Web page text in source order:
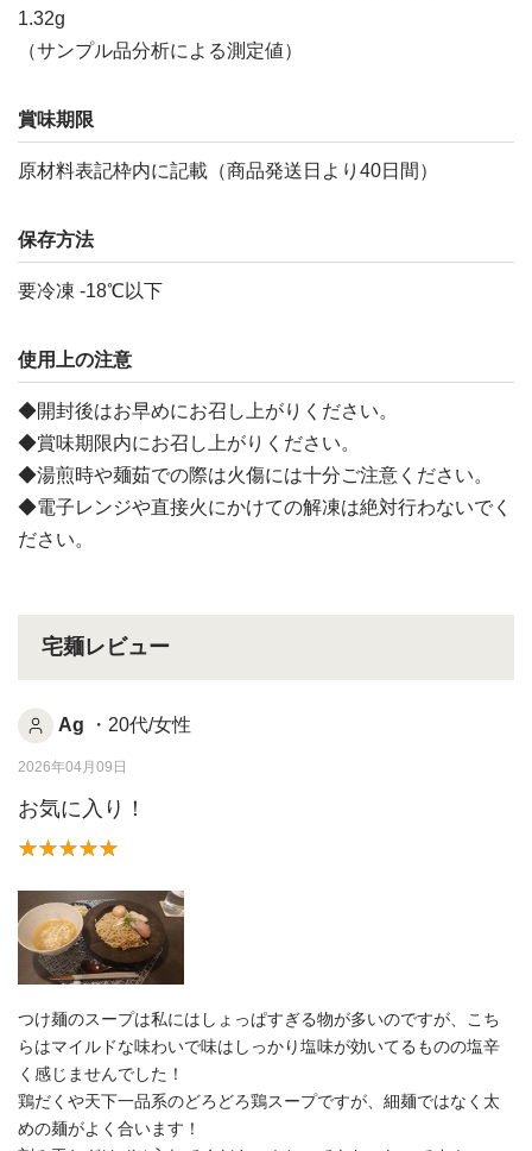
1.32g
（サンプル品分析による測定値）
賞味期限
原材料表記枠内に記載（商品発送日より40日間）
保存方法
要冷凍 -18℃以下
使用上の注意
◆開封後はお早めにお召し上がりください。
◆賞味期限内にお召し上がりください。
◆湯煎時や麺茹での際は火傷には十分ご注意ください。
◆電子レンジや直接火にかけての解凍は絶対行わないでく
ださい。
宅麺レビュー
Ag ・20代/女性
2026年04月09日
お気に入り！
つけ麺のスープは私にはしょっぱすぎる物が多いのですが、こち
らはマイルドな味わいで味はしっかり塩味が効いてるものの塩辛
く感じませんでした！
鶏だくや天下一品系のどろどろ鶏スープですが、細麺ではなく太
めの麺がよく合います！